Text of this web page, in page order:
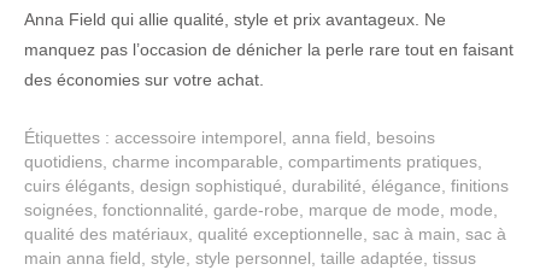
Anna Field qui allie qualité, style et prix avantageux. Ne
manquez pas l’occasion de dénicher la perle rare tout en faisant
des économies sur votre achat.
Étiquettes : accessoire intemporel anna field
besoins
quotidiens charme incomparable compartiments pratiques
cuirs élégants design sophistiqué durabilité élégance finitions
soignées fonctionnalité garde-robe marque de mode mode
qualité des matériaux qualité exceptionnelle sac à main sac à
main anna field style style personnel taille adaptée tissus